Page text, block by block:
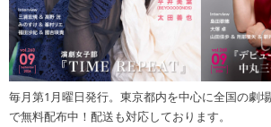
毎月第1月曜日発行。東京都内を中心に全国の劇
で無料配布中！配送も対応しております。